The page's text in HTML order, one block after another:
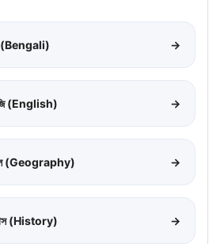
(Bengali) →
(English) →
(Geography) →
(History) →